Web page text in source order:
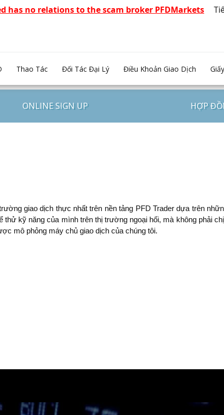
has no relations to the scam broker PFDMarkets
Thao Tác Đối Tác Đại Lý Điều Khoản Giao Dịch
ONLINE SIGN UP HỢP
giao dịch thực nhất trên nền tảng PFD Trader dựa trên
kỹ năng của mình trên thị trường ngoại hối, mà không phải
mô phỏng máy chủ giao dịch của chúng tôi.